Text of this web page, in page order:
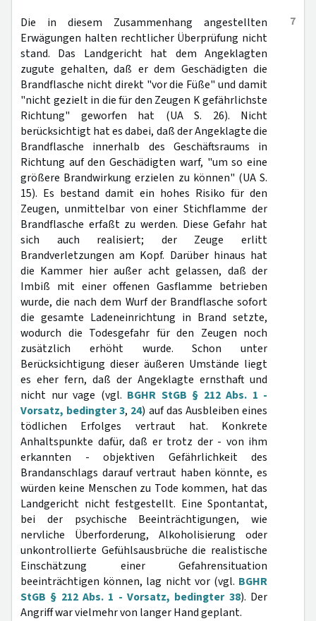
7
Die in diesem Zusammenhang angestellten
Erwägungen halten rechtlicher Überprüfung nicht
stand. Das Landgericht hat dem Angeklagten
zugute gehalten, daß er dem Geschädigten die
Brandflasche nicht direkt "vor die Füße" und damit
"nicht gezielt in die für den Zeugen K gefährlichste
Richtung" geworfen hat (UA S. 26). Nicht
berücksichtigt hat es dabei, daß der Angeklagte die
Brandflasche innerhalb des Geschäftsraums in
Richtung auf den Geschädigten warf, "um so eine
größere Brandwirkung erzielen zu können" (UA S.
15). Es bestand damit ein hohes Risiko für den
Zeugen, unmittelbar von einer Stichflamme der
Brandflasche erfaßt zu werden. Diese Gefahr hat
sich auch realisiert; der Zeuge erlitt
Brandverletzungen am Kopf. Darüber hinaus hat
die Kammer hier außer acht gelassen, daß der
Imbiß mit einer offenen Gasflamme betrieben
wurde, die nach dem Wurf der Brandflasche sofort
die gesamte Ladeneinrichtung in Brand setzte,
wodurch die Todesgefahr für den Zeugen noch
zusätzlich erhöht wurde. Schon unter
Berücksichtigung dieser äußeren Umstände liegt
es eher fern, daß der Angeklagte ernsthaft und
nicht nur vage (vgl. BGHR StGB § 212 Abs. 1 -
Vorsatz, bedingter 3, 24) auf das Ausbleiben eines
tödlichen Erfolges vertraut hat. Konkrete
Anhaltspunkte dafür, daß er trotz der - von ihm
erkannten - objektiven Gefährlichkeit des
Brandanschlags darauf vertraut haben könnte, es
würden keine Menschen zu Tode kommen, hat das
Landgericht nicht festgestellt. Eine Spontantat,
bei der psychische Beeinträchtigungen, wie
nervliche Überforderung, Alkoholisierung oder
unkontrollierte Gefühlsausbrüche die realistische
Einschätzung einer Gefahrensituation
beeinträchtigen können, lag nicht vor (vgl. BGHR
StGB § 212 Abs. 1 - Vorsatz, bedingter 38). Der
Angriff war vielmehr von langer Hand geplant.